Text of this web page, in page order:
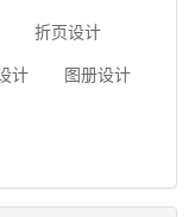
折页设计
计 图册设计